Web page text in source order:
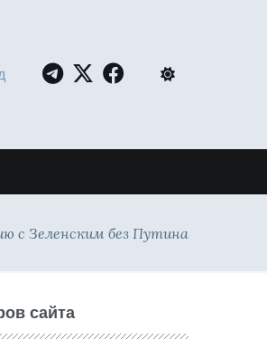
с Зеленским без Путина
сайта